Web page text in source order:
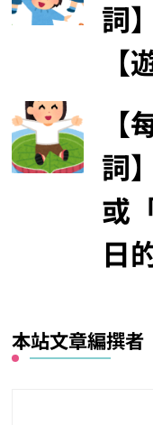
詞
【
詞
或
日
本站文章編撰者